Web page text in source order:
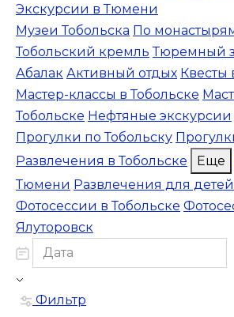
Экскурсии в Тюмени
Музеи Тобольска По
Тобольский кремль Тюремный
Абалак Активный отдых Квесты
Мастер-классы в Тобольске
Тобольске Нефтяные экскурсии
Прогулки по Тобольску
Развлечения в Тобольске
Еще
Тюмени Развлечения для
Фотосессии в Тобольске
Ялуторовск
Фильтр